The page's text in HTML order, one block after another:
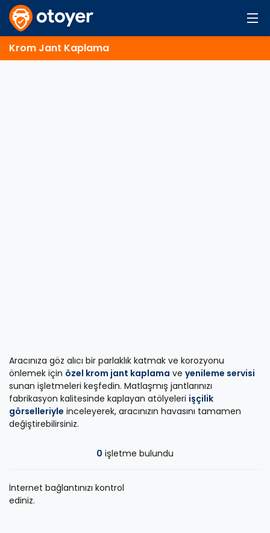
Krom Jant Kaplama
Aracınıza göz alıcı bir parlaklık katmak ve korozyonu
önlemek için özel krom jant kaplama ve yenileme servisi
sunan işletmeleri keşfedin. Matlaşmış jantlarınızı
fabrikasyon kalitesinde kaplayan atölyeleri işçilik
görselleriyle inceleyerek, aracınızın havasını tamamen
değiştirebilirsiniz.
0 işletme bulundu
İnternet bağlantınızı kontrol
ediniz.